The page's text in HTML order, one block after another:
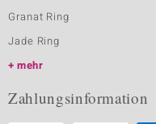
Granat Ring
Jade Ring
mehr
Zahlungsinformation